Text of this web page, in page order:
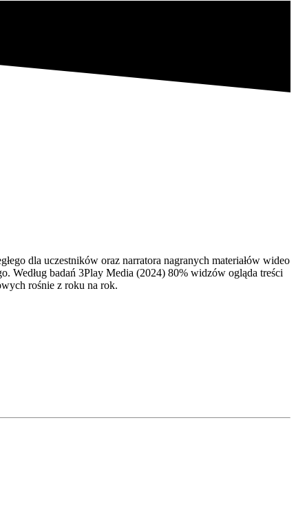
dla uczestników oraz narratora nagranych materiałów wideo
Według badań 3Play Media (2024) 80% widzów ogląda treści
rośnie z roku na rok.